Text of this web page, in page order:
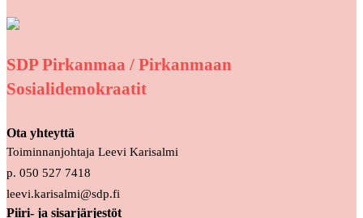
SDP Pirkanmaa / Pirkanmaan
Sosialidemokraatit
Ota yhteyttä
Toiminnanjohtaja Leevi Karisalmi
p. 050 527 7418
leevi.karisalmi@sdp.fi
Piiri- ja sisarjärjestöt